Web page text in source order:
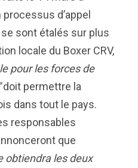
d’appel
sont étalés sur plus
locale du Boxer CRV,
pour les forces de
doit permettre la
dans tout le pays.
responsables
que
obtiendra les deux